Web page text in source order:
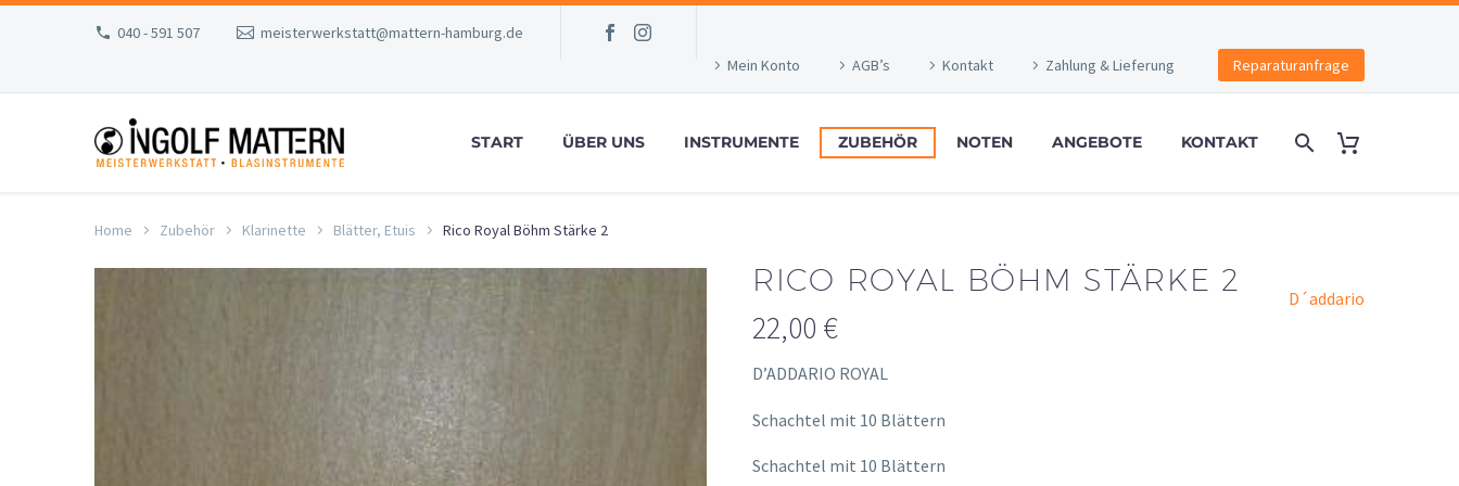
040 - 591 507
meisterwerkstatt@mattern-hamburg.de
Mein Konto
AGB’s Kontakt Zahlung & Lieferung Reparaturanfrage
START ÜBER UNS INSTRUMENTE ZUBEHÖR NOTEN ANGEBOTE KONTAKT
Home Zubehör Klarinette Blätter, Etuis Rico Royal Böhm Stärke 2
RICO ROYAL BÖHM STÄRKE 2
D´addario
22,00 €
D’ADDARIO ROYAL
Schachtel mit 10 Blättern
Schachtel mit 10 Blättern